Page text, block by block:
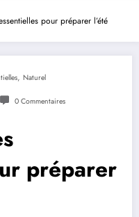
pour préparer l’été
, Naturel
0 Commentaires
préparer